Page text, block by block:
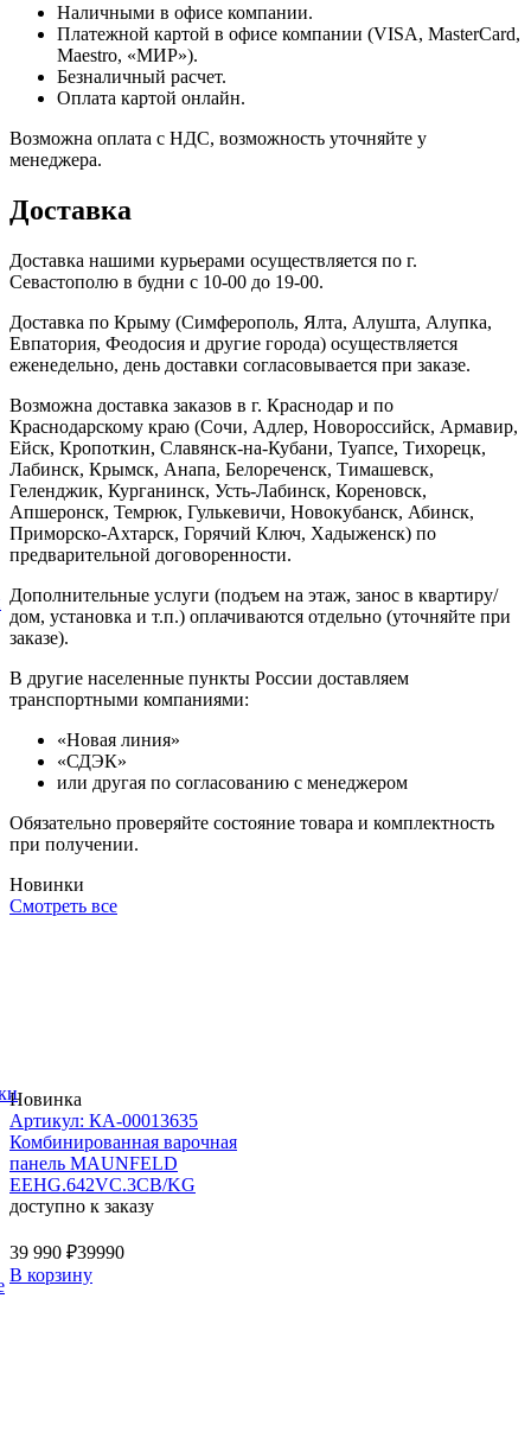
Наличными в офисе компании.
Платежной картой в офисе компании (VISA, MasterCard,
Maestro, «МИР»).
Безналичный расчет.
Оплата картой онлайн.
Возможна оплата с НДС, возможность уточняйте у
менеджера.
Доставка
Доставка нашими курьерами осуществляется по г.
Севастополю в будни с 10-00 до 19-00.
Доставка по Крыму (Симферополь, Ялта, Алушта, Алупка,
Евпатория, Феодосия и другие города) осуществляется
еженедельно, день доставки согласовывается при заказе.
Возможна доставка заказов в г. Краснодар и по
Краснодарскому краю (Сочи, Адлер, Новороссийск, Армавир,
Ейск, Кропоткин, Славянск-на-Кубани, Туапсе, Тихорецк,
Лабинск, Крымск, Анапа, Белореченск, Тимашевск,
Геленджик, Курганинск, Усть-Лабинск, Кореновск,
Апшеронск, Темрюк, Гулькевичи, Новокубанск, Абинск,
Приморско-Ахтарск, Горячий Ключ, Хадыженск) по
предварительной договоренности.
Дополнительные услуги (подъем на этаж, занос в квартиру/
дом, установка и т.п.) оплачиваются отдельно (уточняйте при
заказе).
В другие населенные пункты России доставляем
транспортными компаниями:
«Новая линия»
«СДЭК»
или другая по согласованию с менеджером
Обязательно проверяйте состояние товара и комплектность
при получении.
Новинки
Смотреть все
Новинка
Артикул: КА-00013635
Комбинированная варочная
панель MAUNFELD
EEHG.642VC.3CB/KG
доступно к заказу
39 990 ₽39990
В корзину